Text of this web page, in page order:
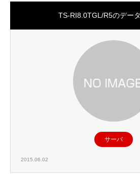
TS-RI8.0TGL/R5のデー
サーバ
2015.06.02